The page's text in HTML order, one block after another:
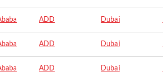
ADD Dubai
ADD Dubai
ADD Dubai